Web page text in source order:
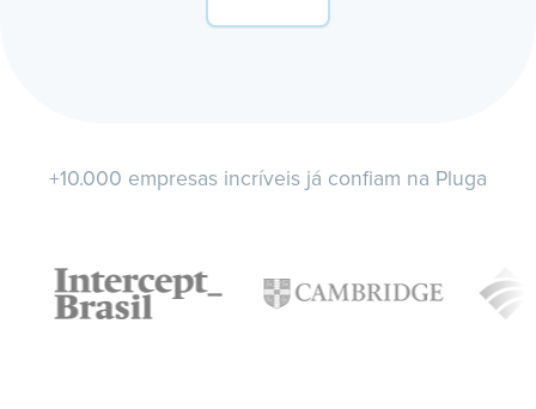
+10.000 empresas incríveis já confiam na Pluga